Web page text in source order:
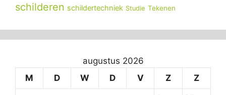
schilderen schildertechniek Studie Tekenen
augustus 2026
M
D W D V Z Z